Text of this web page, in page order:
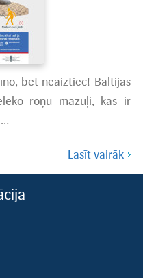
bet neaiztiec! Baltijas
roņu mazuļi, kas ir
Lasīt vairāk